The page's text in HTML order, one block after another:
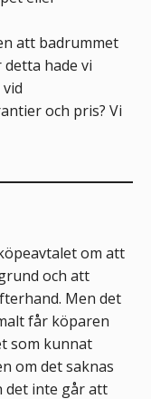
att badrummet
hade vi
och pris? Vi
om att
och att
Men det
får köparen
som kunnat
om det saknas
det inte går att